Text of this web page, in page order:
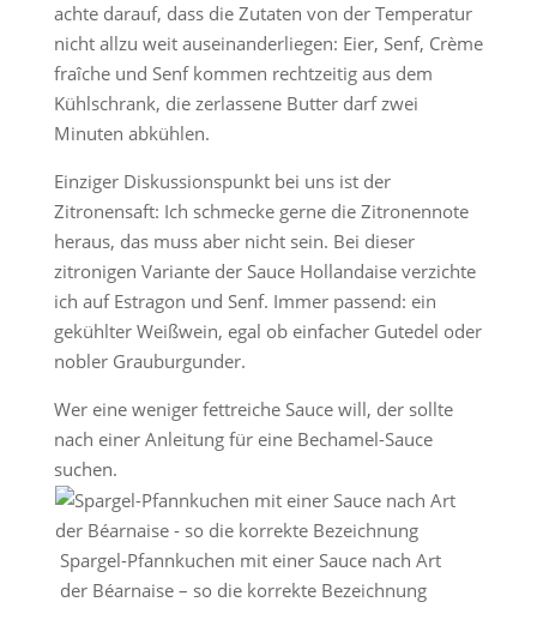
achte darauf, dass die Zutaten von der Temperatur
nicht allzu weit auseinanderliegen: Eier, Senf, Crème
fraîche und Senf kommen rechtzeitig aus dem
Kühlschrank, die zerlassene Butter darf zwei
Minuten abkühlen.
Einziger Diskussionspunkt bei uns ist der
Zitronensaft: Ich schmecke gerne die Zitronennote
heraus, das muss aber nicht sein. Bei dieser
zitronigen Variante der Sauce Hollandaise verzichte
ich auf Estragon und Senf. Immer passend: ein
gekühlter Weißwein, egal ob einfacher Gutedel oder
nobler Grauburgunder.
Wer eine weniger fettreiche Sauce will, der sollte
nach einer Anleitung für eine Bechamel-Sauce
suchen.
Spargel-Pfannkuchen mit einer Sauce nach Art
der Béarnaise – so die korrekte Bezeichnung